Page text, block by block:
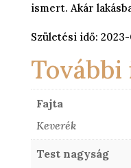
ismert. Akár
Születési idő: 2023-
Fajta
Keverék
Test nagyság